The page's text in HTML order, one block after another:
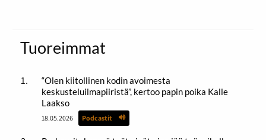
Tuoreimmat
“Olen kiitollinen kodin avoimesta
keskusteluilmapiiristä”, kertoo papin poika Kalle
Laakso
18.05.2026 Podcastit